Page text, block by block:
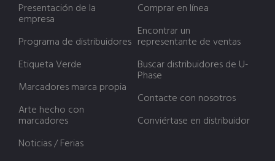
Presentación de la
empresa
Programa de distribuidores
Etiqueta Verde
Marcadores marca propia
Arte hecho con
marcadores
Noticias / Ferias
Comprar en línea
Encontrar un
representante de ventas
Buscar distribuidores de U-
Phase
Contacte con nosotros
Conviértase en distribuidor